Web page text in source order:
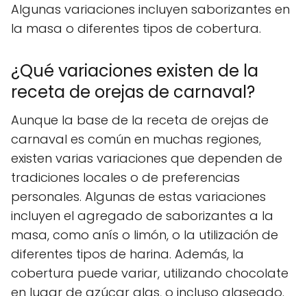
Algunas variaciones incluyen saborizantes en
la masa o diferentes tipos de cobertura.
¿Qué variaciones existen de la
receta de orejas de carnaval?
Aunque la base de la receta de orejas de
carnaval es común en muchas regiones,
existen varias variaciones que dependen de
tradiciones locales o de preferencias
personales. Algunas de estas variaciones
incluyen el agregado de saborizantes a la
masa, como anís o limón, o la utilización de
diferentes tipos de harina. Además, la
cobertura puede variar, utilizando chocolate
en lugar de azúcar glas, o incluso glaseado.